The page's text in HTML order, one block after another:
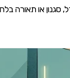
סגנון או תאורה